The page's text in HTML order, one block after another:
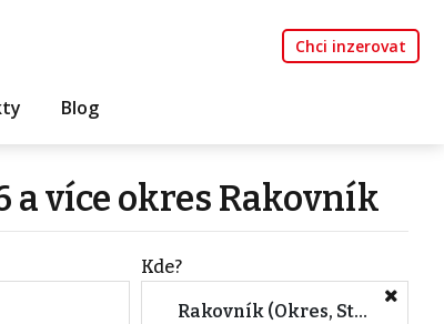
Chci inzerovat
Blog
více okres Rakovník
Kde?
Rakovník (Okres, Středočeský kraj)